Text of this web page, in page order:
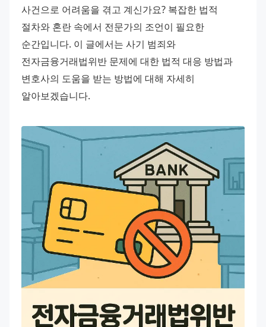
사건으로 어려움을 겪고 계신가요? 복잡한 법적
절차와 혼란 속에서 전문가의 조언이 필요한
순간입니다. 이 글에서는 사기 범죄와
전자금융거래법위반 문제에 대한 법적 대응 방법과
변호사의 도움을 받는 방법에 대해 자세히
알아보겠습니다.